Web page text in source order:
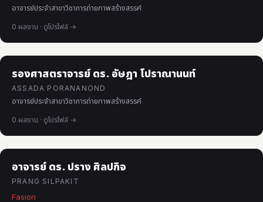
อาจารย์ประจำสาขาวิชาการถ่ายภาพสร้างสรรค์
0 ผลงาน · ดูโปรไฟล์ →
รองศาสตราจารย์ ดร. อัษฎา โปราณานนท์
ASSADA PORANANOND
อาจารย์ประจำสาขาวิชาการถ่ายภาพสร้างสรรค์
0 ผลงาน · ดูโปรไฟล์ →
อาจารย์ ดร. ปราง ศิลปกิจ
PRANG SILPAKIT
Fasion